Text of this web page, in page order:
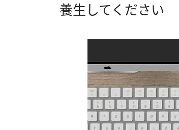
養生してください